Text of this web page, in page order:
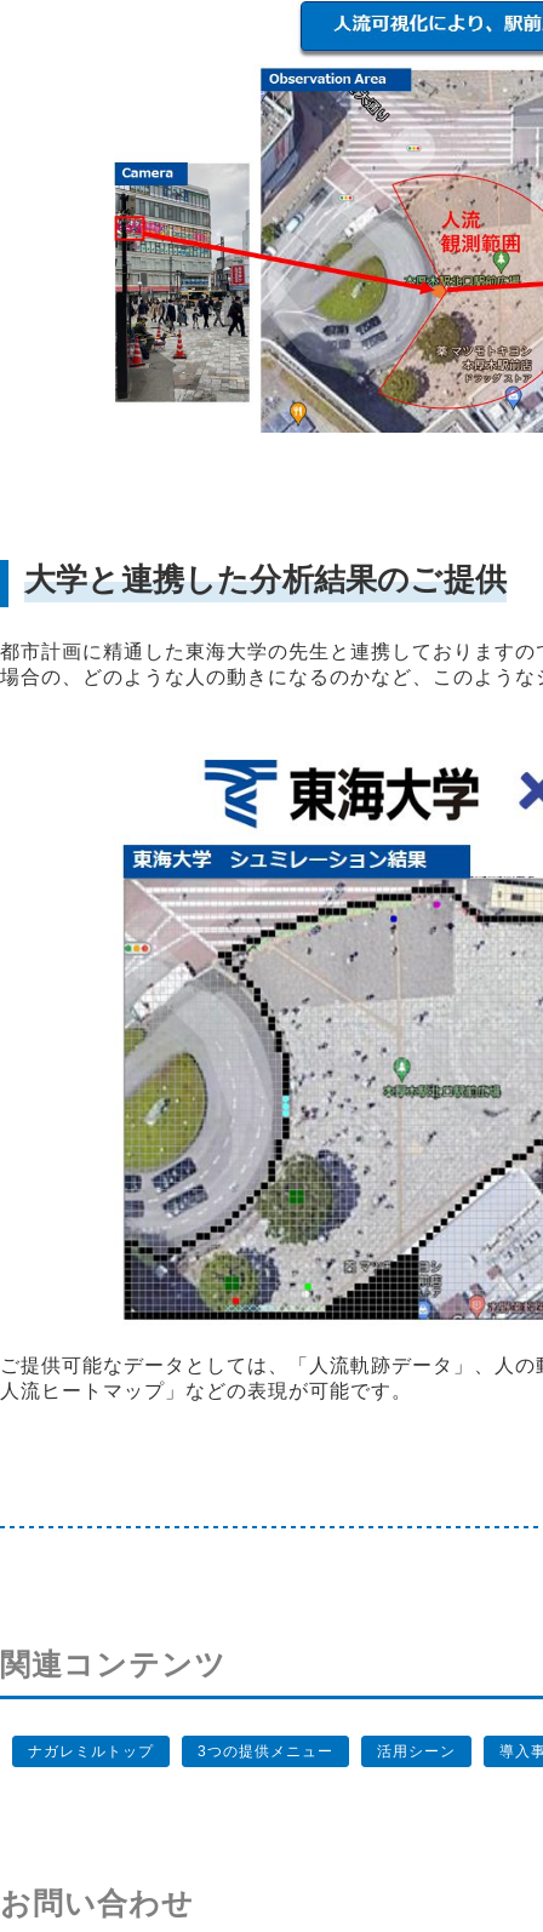
大学と連携した分析結果のご提供
都市計画に精通した東海大学の先生と連携しております
場合の、どのような人の動きになるのかなど、このよう
ご提供可能なデータとしては、「人流軌跡データ」、人
人流ヒートマップ」などの表現が可能です。
関連コンテンツ
ナガレミルトップ 3つの提供メニュー 活用シーン 導入
お問い合わせ